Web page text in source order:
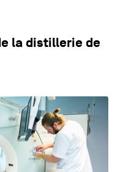
la distillerie de